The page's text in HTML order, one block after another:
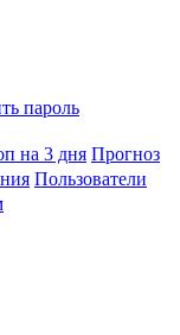
пароль
на 3 дня Прогноз
Пользователи